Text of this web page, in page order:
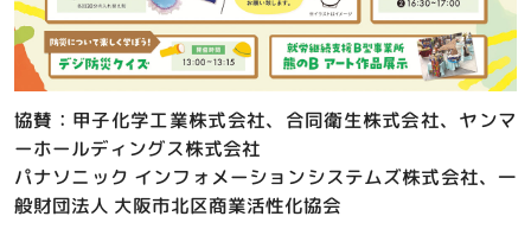
協賛：甲子化学工業株式会社、合同衛生株式会社、ヤンマ
ーホールディングス株式会社
パナソニック インフォメーションシステムズ株式会社、一
般財団法人 大阪市北区商業活性化協会